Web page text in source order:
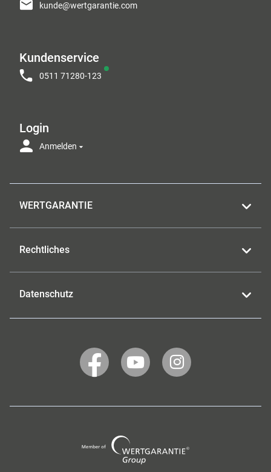
kunde@wertgarantie.com
Kundenservice
0511 71280-123
Login
Anmelden
WERTGARANTIE
Rechtliches
Datenschutz
WERTGARANTIE
auf
WERTGARANTIE
auf
WERTGARANTIE
auf
Group